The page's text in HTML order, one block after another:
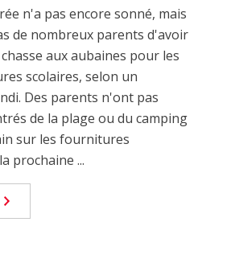
n'a pas encore sonné, mais
de nombreux parents d'avoir
aux aubaines pour les
scolaires, selon un
Des parents n'ont pas
de la plage ou du camping
sur les fournitures
prochaine ...